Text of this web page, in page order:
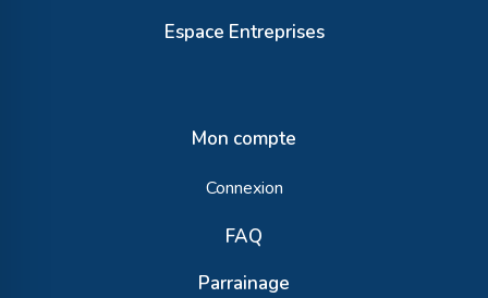
Espace Entreprises
Mon compte
Connexion
FAQ
Parrainage